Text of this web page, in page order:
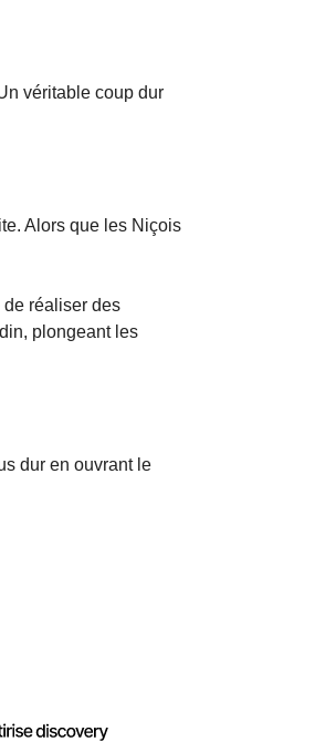
véritable coup dur
Alors que les Niçois
de réaliser des
plongeant les
dur en ouvrant le